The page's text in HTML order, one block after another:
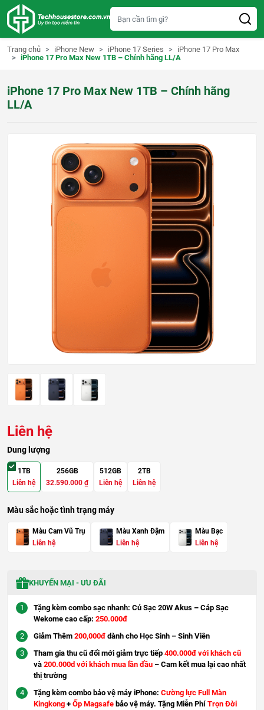
Trang chủ iPhone New iPhone 17 Series
iPhone 17 Pro Max
iPhone 17 Pro Max New 1TB – Chính hãng LL/A
iPhone 17 Pro Max New 1TB – Chính hãng
LL/A
Liên hệ
Dung lượng
1TB
Liên hệ
256GB
32.590.000 ₫
512GB
Liên hệ
2TB
Liên hệ
Màu sắc hoặc tình trạng máy
Màu Cam Vũ Trụ
Liên hệ
Màu Xanh Đậm
Liên hệ
Màu Bạc
Liên hệ
KHUYẾN MẠI - ƯU ĐÃI
Tặng kèm combo sạc nhanh: Củ Sạc 20W Akus – Cáp Sạc
Wekome cao cấp: 250.000đ
Giảm Thêm 200,000đ dành cho Học Sinh – Sinh Viên
Tham gia thu cũ đổi mới giảm trực tiếp 400.000đ với khách cũ
và 200.000d với khách mua lần đầu – Cam kết mua lại cao nhất
thị trường
Tặng kèm combo bảo vệ máy iPhone: Cường lực Full Màn
Kingkong + Ốp Magsafe bảo vệ máy. Tặng Miễn Phí Trọn Đời